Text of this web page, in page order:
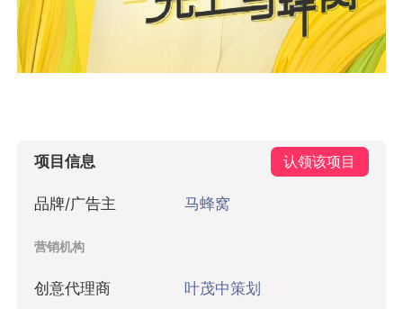
项目信息 认领该项目
品牌/广告主 马蜂窝
营销机构
创意代理商 叶茂中策划